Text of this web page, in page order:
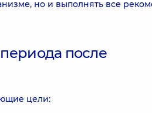
но и выполнять все
после
цели: